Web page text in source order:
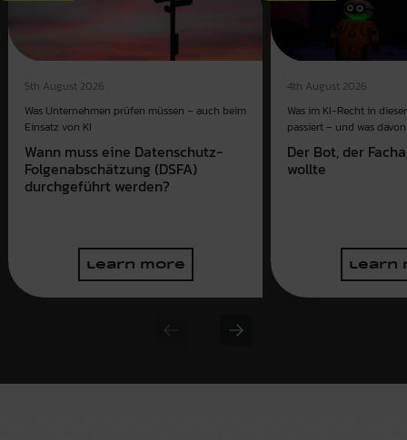
5th August 2026
Was Unternehmen prüfen müssen – auch beim
Einsatz von KI
Wann muss eine Datenschutz-
Folgenabschätzung (DSFA)
durchgeführt werden?
learn more
4th August 2026
Was im KI-Recht in
passiert – und was
Der Bot, der
wollte
learn
Previous slide
Next slide